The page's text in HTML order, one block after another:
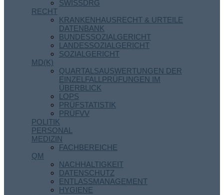
SWISSDRG
RECHT
KRANKENHAUSRECHT & URTEILE
DATENBANK
BUNDESSOZIALGERICHT
LANDESSOZIALGERICHT
SOZIALGERICHT
MD(K)
QUARTALSAUSWERTUNGEN DER
EINZELFALLPRÜFUNGEN IM
ÜBERBLICK
LOPS
PRÜFSTATISTIK
PRÜFVV
POLITIK
PERSONAL
MEDIZIN
FACHBEREICHE
QM
NACHHALTIGKEIT
DATENSCHUTZ
ENTLASSMANAGEMENT
HYGIENE